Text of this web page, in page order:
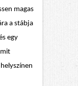
magas
a stábja
egy